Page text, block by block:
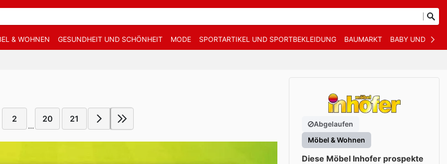
& WOHNEN GESUNDHEIT UND SCHÖNHEIT MODE SPORTARTIKEL UND SPORTBEKLEIDUNG BAUMARKT BABY UND KIND
2
...
20 21
Abgelaufen
Möbel & Wohnen
Diese Möbel Inhofer prospekte